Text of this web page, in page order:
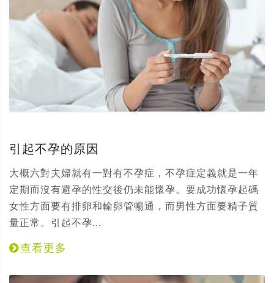
引起不孕的原因
大概六對夫婦就有一對有不孕症，不孕症定義就是一年
定期而沒有避孕的性交後仍未能懷孕。要成功懷孕起碼
女性方面要有排卵和輸卵管暢通，而男性方面要精子質
量正常。引起不孕...
查看更多